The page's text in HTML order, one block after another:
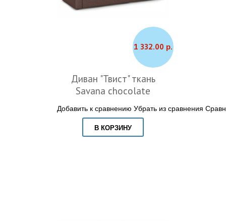
1 332.00 р.
Диван "Твист" ткань
Savana chocolate
Добавить к сравнению Убрать из сравнения
В КОРЗИНУ